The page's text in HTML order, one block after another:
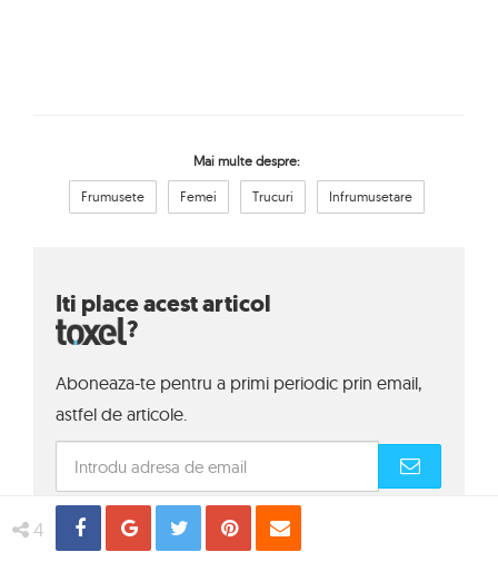
4 Share Distribuie
Tweet Pin
Mai multe despre:
Frumusete Femei Trucuri Infrumusetare
Iti place acest articol
?
Aboneaza-te pentru a primi periodic prin email,
astfel de articole.
Prin abonarea la Toxel Magazine sunt acord cu